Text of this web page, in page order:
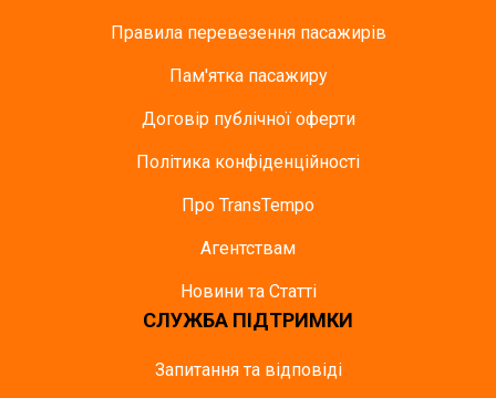
Правила перевезення пасажирів
Пам'ятка пасажиру
Договір публічної оферти
Політика конфіденційності
Про TransTempo
Агентствам
Новини та Статті
СЛУЖБА ПІДТРИМКИ
Запитання та відповіді